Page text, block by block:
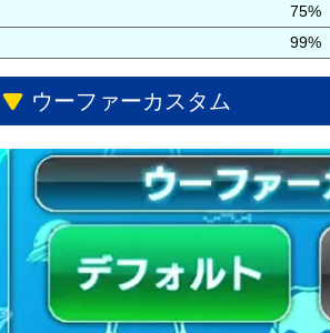
75%
99%
ウーファーカスタム